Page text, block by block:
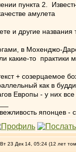
пункта 2.
амулета
и другие
в Мохенджо-
какие-то практики
+ созерцаемое
как в
Европы - у них
японцев -
23 Дек 14, 05:24 (12 лет